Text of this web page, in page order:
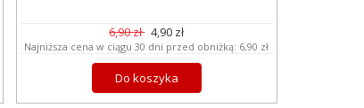
6,90 zł 4,90 zł
Najniższa cena w ciągu 30 dni przed obniżką: 6,90 zł
Do koszyka